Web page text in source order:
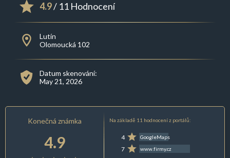
4.9/ 11 Hodnocení
Lutín
Olomoucká 102
Datum skenování:
May 21, 2026
Konečná známka
4.9
Na základě 11 hodnocení z portálů:
4 GoogleMaps
7 www.firmy.cz